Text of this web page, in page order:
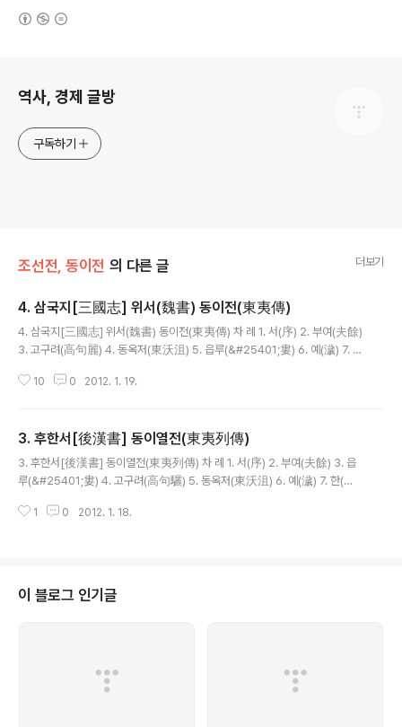
역사, 경제 글방
구독하기
조선전, 동이전 의 다른 글 더보기
4. 삼국지[三國志] 위서(魏書) 동이전(東夷傳)
4. 삼국지[三國志] 위서(魏書) 동이전(東夷傳) 차 례 1. 서(序) 2. 부여(夫餘)
3. 고구려(高句麗) 4. 동옥저(東沃沮) 5. 읍루(&#25401;婁) 6. 예(濊) 7. 한
쪽은 사막에까지 이르렀다’하였으니, 구복(九服)의 제도(制度) 이..
10 0 2012. 1. 19.
3. 후한서[後漢書] 동이열전(東夷列傳)
3. 후한서[後漢書] 동이열전(東夷列傳) 차 례 1. 서(序) 2. 부여(夫餘) 3. 읍
루(&#25401;婁) 4. 고구려(高句驪) 5. 동옥저(東沃沮) 6. 예(濊) 7. 한(韓)
라 한다’고 하였다. 이(夷)란 근본(根本)이다. [그 의미는] 이(夷)가 ..
1 0 2012. 1. 18.
이 블로그 인기글